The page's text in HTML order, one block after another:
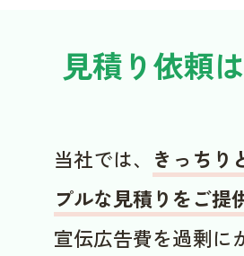
見積り依頼
当社では、 きっちり
プルな見積りをご提
宣伝広告費を過剰に